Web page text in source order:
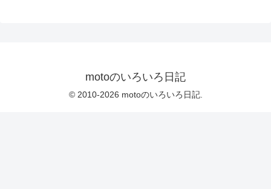
motoのいろいろ日記
© 2010-2026 motoのいろいろ日記.